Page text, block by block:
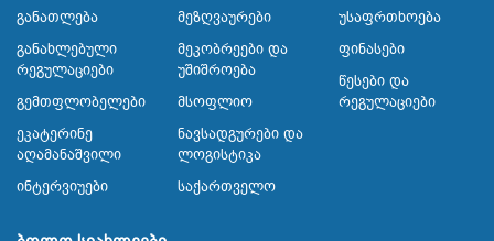
Განათლება
Განახლებული
Რეგულაციები
Გემთფლობელები
Ეკატერინე
Აღამანაშვილი
Ინტერვიუები
Მეზღვაურები
Მეკობრეები Და
Უშიშროება
Მსოფლიო
Ნავსადგურები Და
Ლოგისტიკა
Საქართველო
Უსაფრთხოება
Ფინასები
Წესები Და
Რეგულაციები